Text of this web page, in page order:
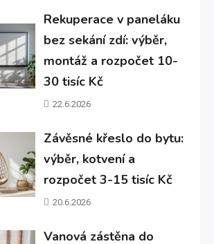
Rekuperace v paneláku
bez sekání zdí: výběr,
montáž a rozpočet 10-
30 tisíc Kč
22.6.2026
Závěsné křeslo do bytu:
výběr, kotvení a
rozpočet 3-15 tisíc Kč
20.6.2026
Vanová zástěna do